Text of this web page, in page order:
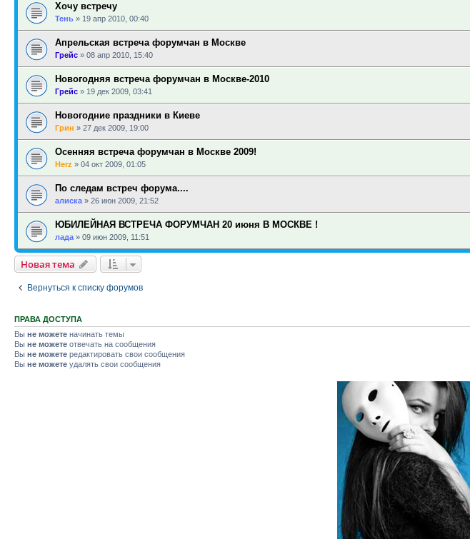
Хочу встречу
Тень » 19 апр 2010, 00:40
Апрельская встреча форумчан в Москве
Грейс » 08 апр 2010, 15:40
Новогодняя встреча форумчан в Москве-2010
Грейс » 19 дек 2009, 03:41
Новогодние праздники в Киеве
Грин » 27 дек 2009, 19:00
Осенняя встреча форумчан в Москве 2009!
Herz » 04 окт 2009, 01:05
По следам встреч форума....
алиска » 26 июн 2009, 21:52
ЮБИЛЕЙНАЯ ВСТРЕЧА ФОРУМЧАН 20 июня В МОСКВЕ !
лада » 09 июн 2009, 11:51
Новая тема
Вернуться к списку форумов
ПРАВА ДОСТУПА
Вы не можете начинать темы
Вы не можете отвечать на сообщения
Вы не можете редактировать свои сообщения
Вы не можете удалять свои сообщения